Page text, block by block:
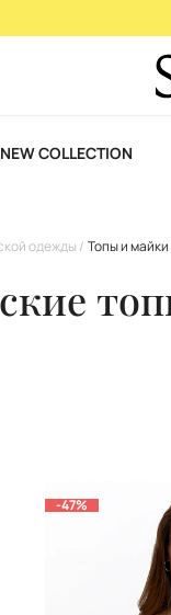
При
NEW COLLECTION
одежды Топы и майки
-47%